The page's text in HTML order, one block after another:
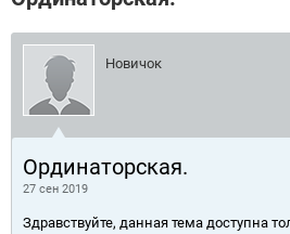
Новичок
Ординаторская.
27 сен 2019
Здравствуйте, данная тема доступна